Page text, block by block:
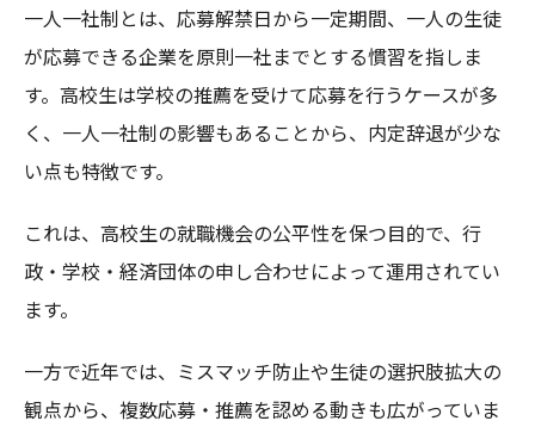
一人一社制とは、応募解禁日から一定期間、一人の生徒
が応募できる企業を原則一社までとする慣習を指しま
す。高校生は学校の推薦を受けて応募を行うケースが多
く、一人一社制の影響もあることから、内定辞退が少な
い点も特徴です。
これは、高校生の就職機会の公平性を保つ目的で、行
政・学校・経済団体の申し合わせによって運用されてい
ます。
一方で近年では、ミスマッチ防止や生徒の選択肢拡大の
観点から、複数応募・推薦を認める動きも広がっていま